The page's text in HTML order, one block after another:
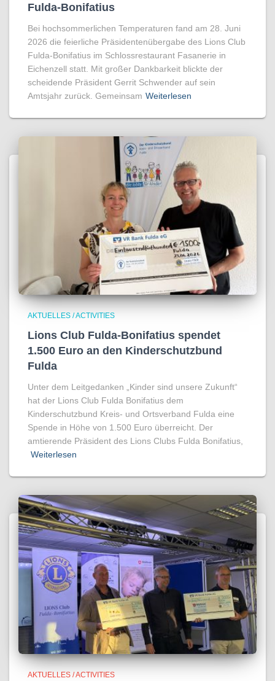
Fulda-Bonifatius
Bei hochsommerlichen Temperaturen fand am 28. Juni
2026 die feierliche Präsidentenübergabe des Lions Club
Fulda-Bonifatius im Schlossrestaurant Fasanerie in
Eichenzell statt. Mit großer Dankbarkeit blickte der
scheidende Präsident Gerrit Schwender auf sein
Amtsjahr zurück. Gemeinsam Weiterlesen
AKTUELLES / ACTIVITIES
Lions Club Fulda-Bonifatius spendet
1.500 Euro an den Kinderschutzbund
Fulda
Unter dem Leitgedanken „Kinder sind unsere Zukunft“
hat der Lions Club Fulda Bonifatius dem
Kinderschutzbund Kreis- und Ortsverband Fulda eine
Spende in Höhe von 1.500 Euro überreicht. Der
amtierende Präsident des Lions Clubs Fulda Bonifatius,
Weiterlesen
AKTUELLES / ACTIVITIES